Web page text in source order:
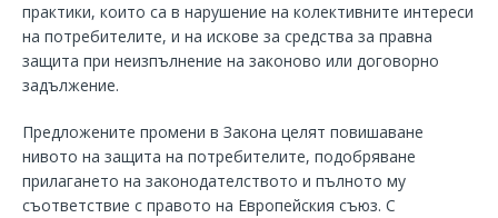
практики, които са в нарушение на колективните интереси
на потребителите, и на искове за средства за правна
защита при неизпълнение на законово или договорно
задължение.
Предложените промени в Закона целят повишаване
нивото на защита на потребителите, подобряване
прилагането на законодателството и пълното му
съответствие с правото на Европейския съюз. С